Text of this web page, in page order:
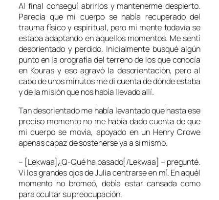
Al final conseguí abrirlos y mantenerme despierto.
Parecía que mi cuerpo se había recuperado del
trauma físico y espiritual, pero mi mente todavía se
estaba adaptando en aquellos momentos. Me sentí
desorientado y perdido. Inicialmente busqué algún
punto en la orografía del terreno de los que conocía
en Kouras y eso agravó la desorientación, pero al
cabo de unos minutos me di cuenta de dónde estaba
y de la misión que nos había llevado allí.
Tan desorientado me había levantado que hasta ese
preciso momento no me había dado cuenta de que
mi cuerpo se movía, apoyado en un Henry Crowe
apenas capaz de sostenerse ya a sí mismo.
– [Lekwaa]¿Q-Qué ha pasado[/Lekwaa] – pregunté.
Vi los grandes ojos de Julia centrarse en mí. En aquél
momento no bromeó, debía estar cansada como
para ocultar su preocupación.